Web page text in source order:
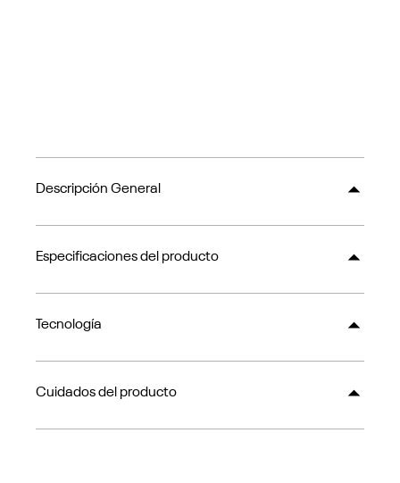
Descripción General
Especificaciones del producto
Tecnología
Cuidados del producto